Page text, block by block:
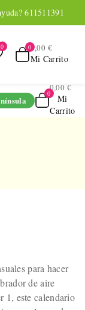
611511391
Mi Carrito
0,00 €
Mi
Carrito
0,00 €
para hacer
de aire
1, este calendario